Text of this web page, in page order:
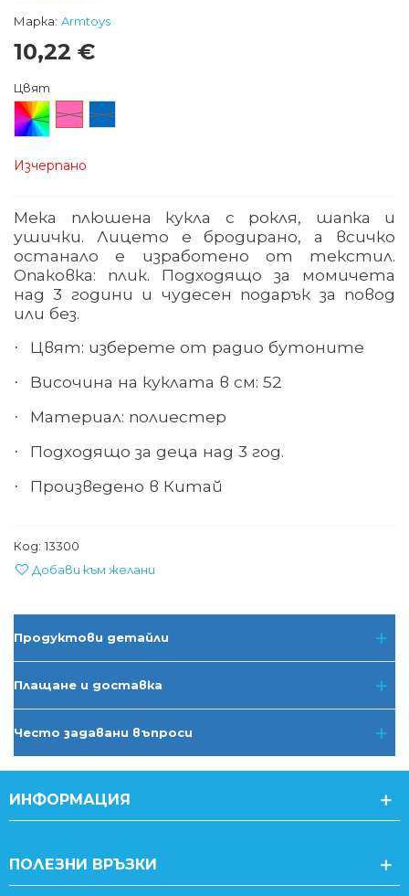
Марка: Armtoys
10,22 €
Цвят
Произволен/
микс
РозовСин
Изчерпано
Мека плюшена кукла с рокля, шапка и
ушички. Лицето е бродирано, а всичко
останало е изработено от текстил.
Опаковка: плик. Подходящо за момичета
над 3 години и чудесен подарък за повод
или без.
· Цвят: изберете от радио бутоните
· Височина на куклата в см: 52
· Материал: полиестер
· Подходящо за деца над 3 год.
· Произведено в Китай
Код: 13300
Добави към желани
Продуктови детайли
Плащане и доставка
Често задавани въпроси
ИНФОРМАЦИЯ
ПОЛЕЗНИ ВРЪЗКИ